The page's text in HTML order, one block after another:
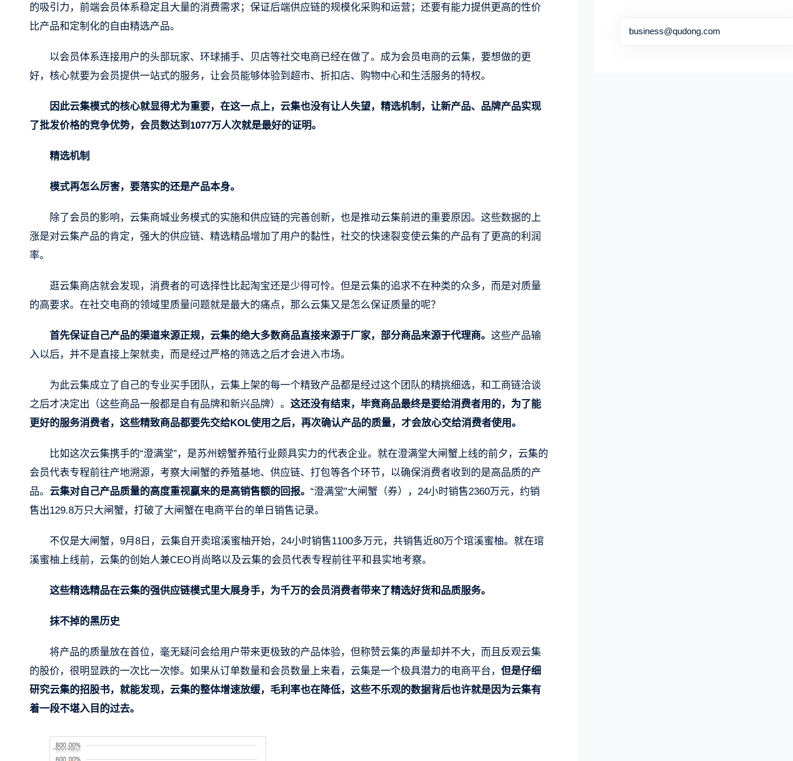
的吸引力，前端会员体系稳定且大量的消费需求；保证后端供应链的规模化采购和运营；还要有能力提供更高的性价
比产品和定制化的自由精选产品。
以会员体系连接用户的头部玩家、环球捕手、贝店等社交电商已经在做了。成为会员电商的云集，要想做的更
好，核心就要为会员提供一站式的服务，让会员能够体验到超市、折扣店、购物中心和生活服务的特权。
因此云集模式的核心就显得尤为重要，在这一点上，云集也没有让人失望，精选机制，让新产品、品牌产品实现
了批发价格的竞争优势，会员数达到1077万人次就是最好的证明。
精选机制
模式再怎么厉害，要落实的还是产品本身。
除了会员的影响，云集商城业务模式的实施和供应链的完善创新，也是推动云集前进的重要原因。这些数据的上
涨是对云集产品的肯定，强大的供应链、精选精品增加了用户的黏性，社交的快速裂变使云集的产品有了更高的利润
率。
逛云集商店就会发现，消费者的可选择性比起淘宝还是少得可怜。但是云集的追求不在种类的众多，而是对质量
的高要求。在社交电商的领域里质量问题就是最大的痛点，那么云集又是怎么保证质量的呢？
首先保证自己产品的渠道来源正规，云集的绝大多数商品直接来源于厂家，部分商品来源于代理商。 这些产品输
入以后，并不是直接上架就卖，而是经过严格的筛选之后才会进入市场。
为此云集成立了自己的专业买手团队，云集上架的每一个精致产品都是经过这个团队的精挑细选，和工商链洽谈
之后才决定出（这些商品一般都是自有品牌和新兴品牌）。 这还没有结束，毕竟商品最终是要给消费者用的，为了能
更好的服务消费者，这些精致商品都要先交给KOL使用之后，再次确认产品的质量，才会放心交给消费者使用。
比如这次云集携手的“澄满堂”，是苏州螃蟹养殖行业颇具实力的代表企业。就在澄满堂大闸蟹上线的前夕，云集的
会员代表专程前往产地溯源，考察大闸蟹的养殖基地、供应链、打包等各个环节，以确保消费者收到的是高品质的产
品。 云集对自己产品质量的高度重视赢来的是高销售额的回报。 “澄满堂”大闸蟹（券），24小时销售2360万元，约销
售出129.8万只大闸蟹，打破了大闸蟹在电商平台的单日销售记录。
不仅是大闸蟹，9月8日，云集自开卖琯溪蜜柚开始，24小时销售1100多万元，共销售近80万个琯溪蜜柚。就在琯
溪蜜柚上线前，云集的创始人兼CEO肖尚略以及云集的会员代表专程前往平和县实地考察。
这些精选精品在云集的强供应链模式里大展身手，为千万的会员消费者带来了精选好货和品质服务。
抹不掉的黑历史
将产品的质量放在首位，毫无疑问会给用户带来更极致的产品体验，但称赞云集的声量却并不大，而且反观云集
的股价，很明显跌的一次比一次惨。如果从订单数量和会员数量上来看，云集是一个极具潜力的电商平台， 但是仔细
研究云集的招股书，就能发现，云集的整体增速放缓，毛利率也在降低，这些不乐观的数据背后也许就是因为云集有
着一段不堪入目的过去。
business@qudong.com